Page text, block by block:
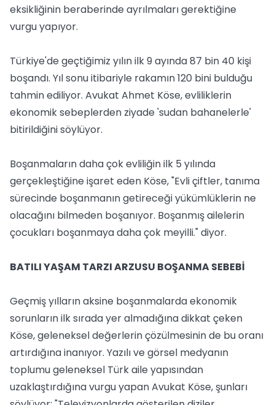
eksikliğinin beraberinde ayrılmaları gerektiğine
vurgu yapıyor.
Türkiye'de geçtiğimiz yılın ilk 9 ayında 87 bin 40 kişi
boşandı. Yıl sonu itibariyle rakamın 120 bini bulduğu
tahmin ediliyor. Avukat Ahmet Köse, evliliklerin
ekonomik sebeplerden ziyade 'sudan bahanelerle'
bitirildiğini söylüyor.
Boşanmaların daha çok evliliğin ilk 5 yılında
gerçekleştiğine işaret eden Köse, "Evli çiftler, tanıma
sürecinde boşanmanın getireceği yükümlüklerin ne
olacağını bilmeden boşanıyor. Boşanmış ailelerin
çocukları boşanmaya daha çok meyilli." diyor.
BATILI YAŞAM TARZI ARZUSU BOŞANMA SEBEBİ
Geçmiş yılların aksine boşanmalarda ekonomik
sorunların ilk sırada yer almadığına dikkat çeken
Köse, geleneksel değerlerin çözülmesinin de bu oranı
artırdığına inanıyor. Yazılı ve görsel medyanın
toplumu geleneksel Türk aile yapısından
uzaklaştırdığına vurgu yapan Avukat Köse, şunları